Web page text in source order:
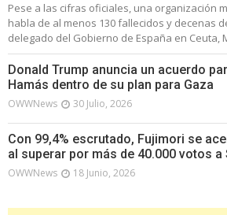
Pese a las cifras oficiales, una organización
habla de al menos 130 fallecidos y decenas
delegado del Gobierno de España en Ceuta,
Donald Trump anuncia un acuerdo
Hamás dentro de su plan para Gaza
OWWNews 30 Julio, 2026
Con 99,4% escrutado, Fujimori se
al superar por más de 40.000 votos a
OWWNews 18 Junio, 2026